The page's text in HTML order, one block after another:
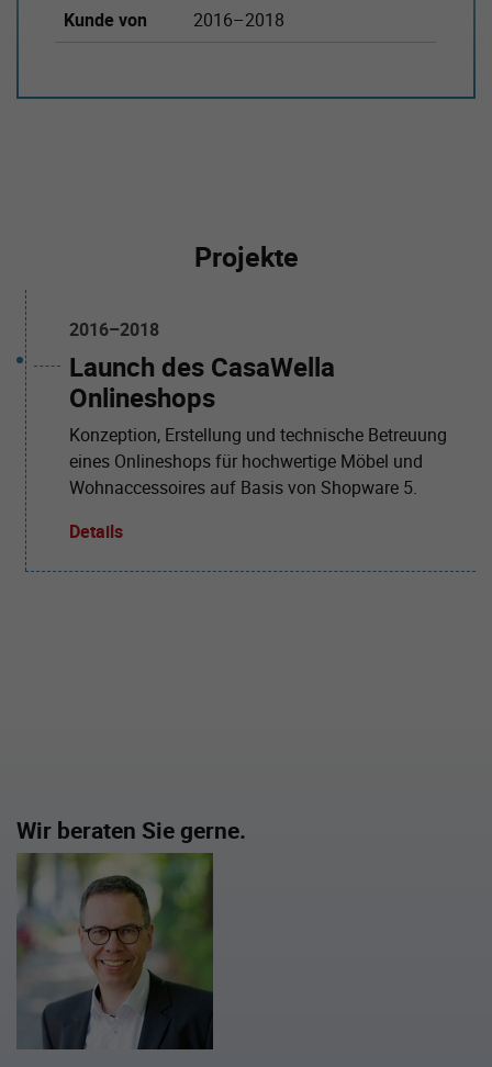
Kunde von
2016–2018
Projekte
2016–2018
Launch des CasaWella
Onlineshops
Konzeption, Erstellung und technische Betreuung
eines Onlineshops für hochwertige Möbel und
Wohnaccessoires auf Basis von Shopware 5.
Details
Wir beraten Sie gerne.